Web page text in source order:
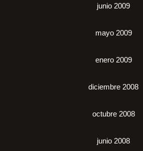
junio 2009
mayo 2009
enero 2009
diciembre 2008
octubre 2008
junio 2008